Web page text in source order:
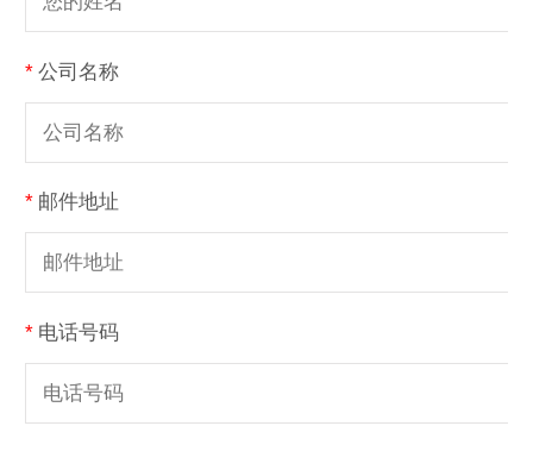
* 公司名称
* 邮件地址
* 电话号码